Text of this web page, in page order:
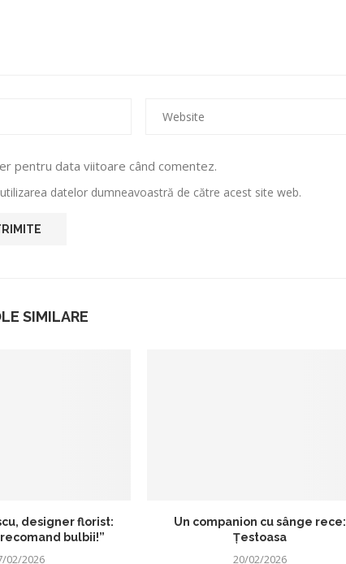
pentru data viitoare când comentez.
datelor dumneavoastră de către acest site web.
SIMILARE
designer florist:
bulbii!”
02/2026
Un companion cu sânge rece:
Țestoasa
20/02/2026